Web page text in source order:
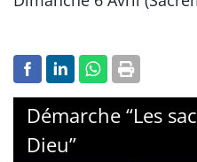
Démarche “Les
Dieu”